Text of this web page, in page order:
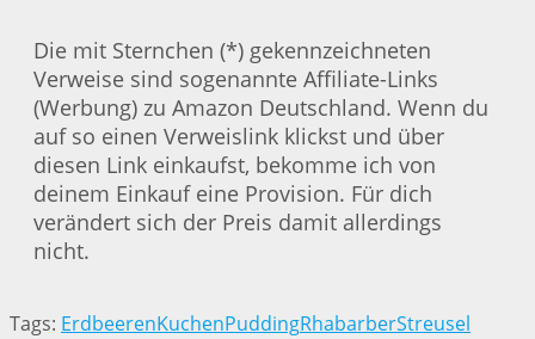
Die mit Sternchen (*) gekennzeichneten
Verweise sind sogenannte Affiliate-Links
(Werbung) zu Amazon Deutschland. Wenn du
auf so einen Verweislink klickst und über
diesen Link einkaufst, bekomme ich von
deinem Einkauf eine Provision. Für dich
verändert sich der Preis damit allerdings
nicht.
Tags: ErdbeerenKuchenPuddingRhabarberStreusel